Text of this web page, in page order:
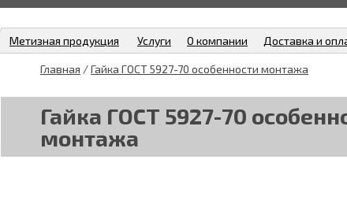
Метизная продукция Услуги О компании Доставка и
Главная /Гайка ГОСТ 5927-70 особенности монтажа
Гайка ГОСТ 5927-70
монтажа